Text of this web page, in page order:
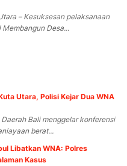
– Kesuksesan pelaksanaan
Desa...
Utara, Polisi Kejar Dua WNA
Bali menggelar konferensi
berat...
Libatkan WNA: Polres
Kasus